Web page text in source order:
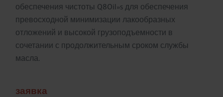
обеспечения чистоты Q8Oil»s для обеспечения
превосходной минимизации лакообразных
отложений и высокой грузоподъемности в
сочетании с продолжительным сроком службы
масла.
заявка